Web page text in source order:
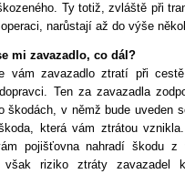
Ty totiž, zvláště při
narůstají až do výše
mi zavazadlo, co dál?
vám zavazadlo ztratí při
Ten za zavazadla
škodách, v němž bude uveden
která vám ztrátou
pojišťovna nahradí škodu
však riziko ztráty zavazadel